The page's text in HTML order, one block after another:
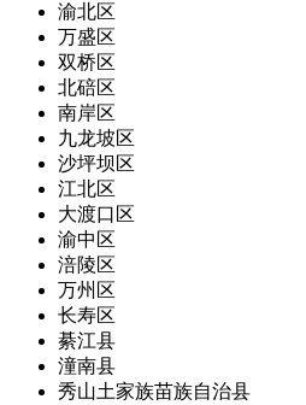
渝北区
万盛区
双桥区
北碚区
南岸区
九龙坡区
沙坪坝区
江北区
大渡口区
渝中区
涪陵区
万州区
长寿区
綦江县
潼南县
秀山土家族苗族自治县